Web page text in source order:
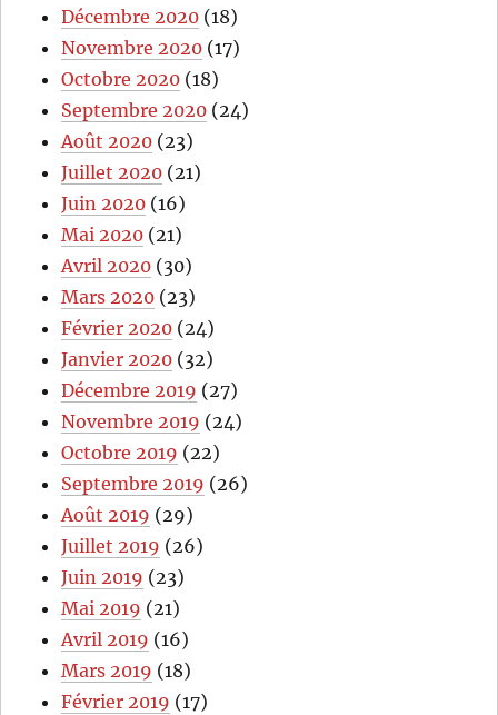
Décembre 2020 (18)
Novembre 2020 (17)
Octobre 2020 (18)
Septembre 2020 (24)
Août 2020 (23)
Juillet 2020 (21)
Juin 2020 (16)
Mai 2020 (21)
Avril 2020 (30)
Mars 2020 (23)
Février 2020 (24)
Janvier 2020 (32)
Décembre 2019 (27)
Novembre 2019 (24)
Octobre 2019 (22)
Septembre 2019 (26)
Août 2019 (29)
Juillet 2019 (26)
Juin 2019 (23)
Mai 2019 (21)
Avril 2019 (16)
Mars 2019 (18)
Février 2019 (17)